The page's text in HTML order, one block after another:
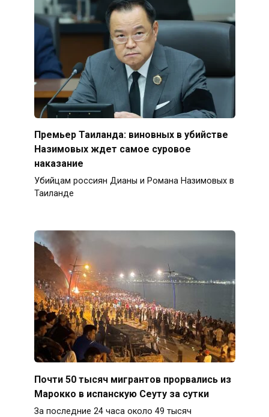
Премьер Таиланда: виновных в убийстве
Назимовых ждет самое суровое
наказание
Убийцам россиян Дианы и Романа Назимовых в
Таиланде
Почти 50 тысяч мигрантов прорвались из
Марокко в испанскую Сеуту за сутки
За последние 24 часа около 49 тысяч